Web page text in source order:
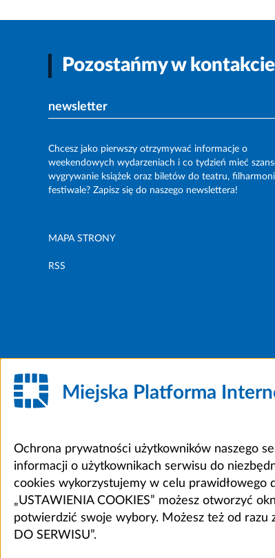
Pozostańmy w kontakcie
newsletter
Chcesz jako pierwszy otrzymywać informacje o
weekendowych wydarzeniach i co tydzień mieć
wygrywanie książek oraz biletów do teatru,
festiwale? Zapisz się do naszego newslettera!
MAPA STRONY
RSS
Miejska Platforma
Ochrona prywatności użytkowników naszego
informacji o użytkownikach serwisu do
cookies wykorzystujemy w celu prawidłowego
„USTAWIENIA COOKIES” możesz otworzyć
potwierdzić swoje wybory. Możesz też od razu
DO SERWISU”.